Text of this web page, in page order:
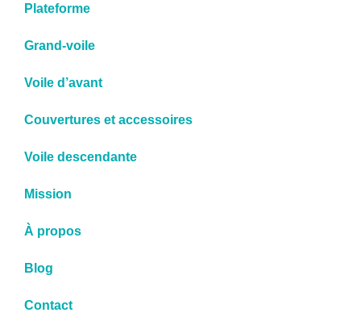
Plateforme
Grand-voile
Voile d’avant
Couvertures et accessoires
Voile descendante
Mission
À propos
Blog
Contact